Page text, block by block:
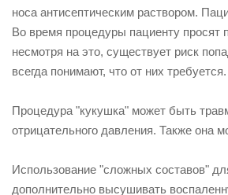
носа антисептическим раствором.
Во время процедуры пациенту просят
несмотря на это, существует риск
всегда понимают, что от них требуется.
Процедура "кукушка" может быть
отрицательного давления. Также она
Использование "сложных составов"
дополнительно высушивать